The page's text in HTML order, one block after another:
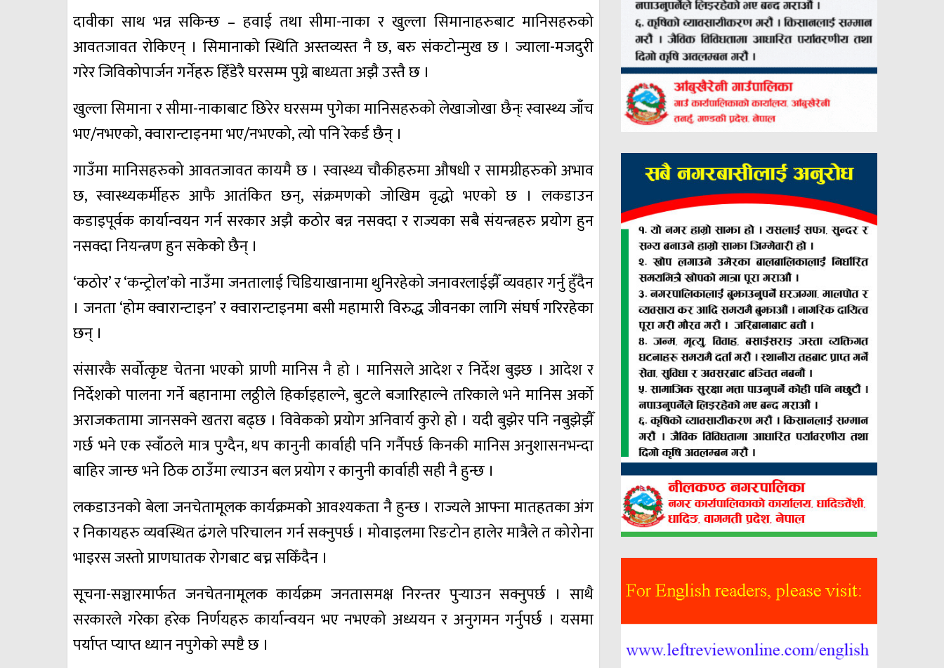
दावीका साथ भन्न सकिन्छ – हवाई तथा सीमा-नाका र खुल्ला सिमानाहरुबाट मानिसहरुको
आवतजावत रोकिएन् । सिमानाको स्थिति अस्तव्यस्त नै छ, बरु संकटोन्मुख छ । ज्याला-मजदुरी
गरेर जिविकोपार्जन गर्नेहरु हिँडेरै घरसम्म पुग्ने बाध्यता अझै उस्तै छ ।
खुल्ला सिमाना र सीमा-नाकाबाट छिरेर घरसम्म पुगेका मानिसहरुको लेखाजोखा छैन्ः स्वास्थ्य जाँच
भए/नभएको, क्वारान्टाइनमा भए/नभएको, त्यो पनि रेकर्ड छैन् ।
गाउँमा मानिसहरुको आवतजावत कायमै छ । स्वास्थ्य चौकीहरुमा औषधी र सामग्रीहरुको अभाव
छ, स्वास्थ्यकर्मीहरु आफै आतंकित छन्, संक्रमणको जोखिम वृद्धो भएको छ । लकडाउन
कडाइपूर्वक कार्यान्वयन गर्न सरकार अझै कठोर बन्न नसक्दा र राज्यका सबै संयन्त्रहरु प्रयोग हुन
नसक्दा नियन्त्रण हुन सकेको छैन् ।
‘कठोर’ र ‘कन्ट्रोल’को नाउँमा जनतालाई चिडियाखानामा थुनिरहेको जनावरलाईझैँ व्यवहार गर्नु हुँदैन
। जनता ‘होम क्वारान्टाइन’ र क्वारान्टाइनमा बसी महामारी विरुद्ध जीवनका लागि संघर्ष गरिरहेका
छन् ।
संसारकै सर्वोत्कृष्ट चेतना भएको प्राणी मानिस नै हो । मानिसले आदेश र निर्देश बुझ्छ । आदेश र
निर्देशको पालना गर्ने बहानामा लठ्ठीले हिर्काइहाल्ने, बुटले बजारिहाल्ने तरिकाले भने मानिस अर्को
अराजकतामा जानसक्ने खतरा बढ्छ । विवेकको प्रयोग अनिवार्य कुरो हो । यदी बुझेर पनि नबुझेझैँ
गर्छ भने एक स्वाँठले मात्र पुग्दैन, थप कानुनी कार्वाही पनि गर्नैपर्छ किनकी मानिस अनुशासनभन्दा
बाहिर जान्छ भने ठिक ठाउँमा ल्याउन बल प्रयोग र कानुनी कार्वाही सही नै हुन्छ ।
लकडाउनको बेला जनचेतामूलक कार्यक्रमको आवश्यकता नै हुन्छ । राज्यले आफ्ना मातहतका अंग
र निकायहरु व्यवस्थित ढंगले परिचालन गर्न सक्नुपर्छ । मोवाइलमा रिङटोन हालेर मात्रैले त कोरोना
भाइरस जस्तो प्राणघातक रोगबाट बच्न सकिँदैन ।
सूचना-सञ्चारमार्फत जनचेतनामूलक कार्यक्रम जनतासमक्ष निरन्तर पुर्‍याउन सक्नुपर्छ । साथै
सरकारले गरेका हरेक निर्णयहरु कार्यान्वयन भए नभएको अध्ययन र अनुगमन गर्नुपर्छ । यसमा
पर्याप्त प्याप्त ध्यान नपुगेको स्पष्टै छ ।